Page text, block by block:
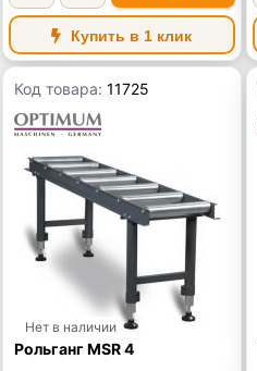
Купить в 1 клик
Код товара:11725
Нет в наличии
Рольганг MSR 4